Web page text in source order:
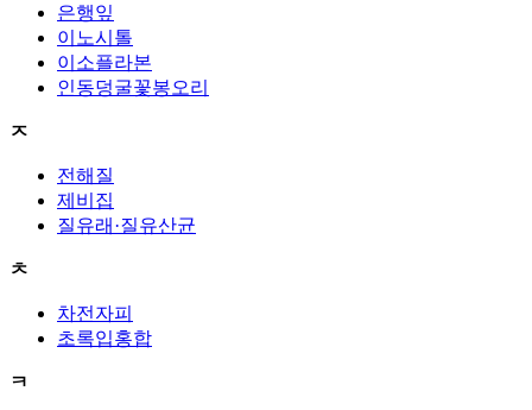
은행잎
이노시톨
이소플라본
인동덩굴꽃봉오리
ㅈ
전해질
제비집
질유래·질유산균
ㅊ
차전자피
초록입홍합
ㅋ